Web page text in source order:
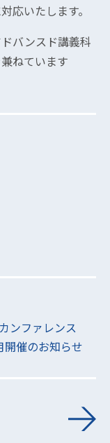
応いたします。
バンスド講義科
ねています
ンファレンス
開催のお知らせ